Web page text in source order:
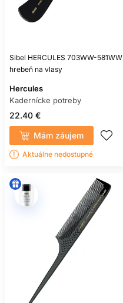
Sibel HERCULES 703WW-581WW
hrebeň na vlasy
Hercules
Kadernícke potreby
22.40 €
Mám záujem
Aktuálne nedostupné